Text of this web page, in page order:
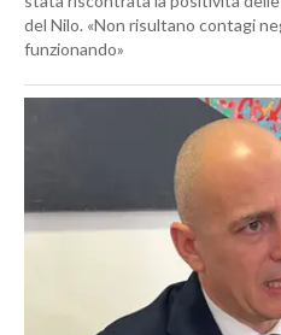
del Nilo. «Non risultano contagi
funzionando»